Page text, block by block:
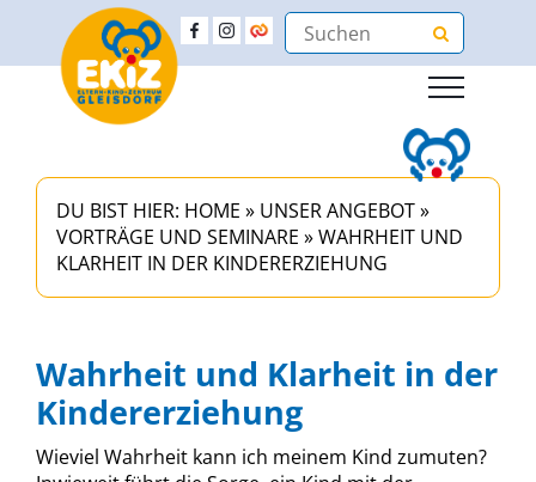
DU BIST HIER: HOME » UNSER ANGEBOT»
VORTRÄGE UND SEMINARE »WAHRHEIT UND
KLARHEIT IN DER KINDERERZIEHUNG
Wahrheit und Klarheit in der
Kindererziehung
Wieviel Wahrheit kann ich meinem Kind zumuten?